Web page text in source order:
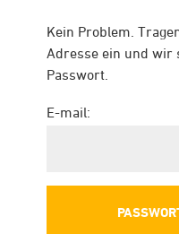
Kein Problem.
Adresse ein und wir
Passwort.
E-mail: